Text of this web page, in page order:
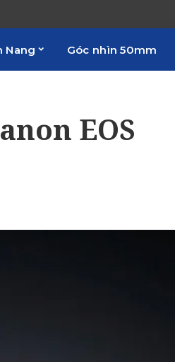
Nang Góc nhìn 50mm
EOS